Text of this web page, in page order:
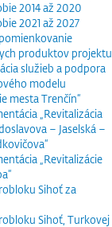
2014 až 2020
2021 až 2027
produktov projektu
služieb a podpora
modelu
mesta Trenčín“
„Revitalizácia
– Jaselská –
„Revitalizácie
Sihoť za
Sihoť, Turkovej